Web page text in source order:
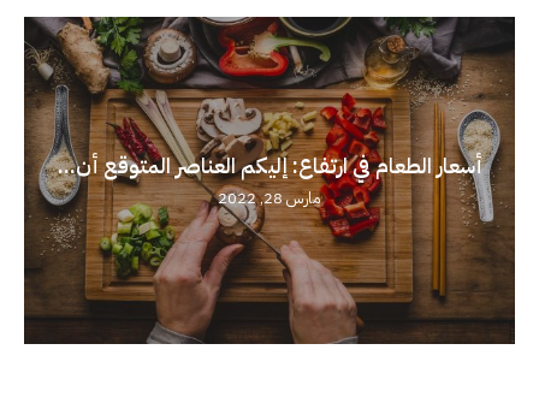
أسعار الطعام في ارتفاع: إليكم العناصر المتوقع أن...
مارس 28, 2022